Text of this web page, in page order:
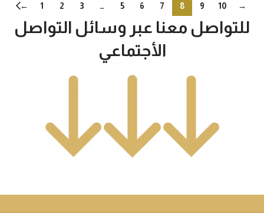
← 1 2 3 … 5 6 7 8 9 10 →
للتواصل معنا عبر وسائل التواصل
الأجتماعي